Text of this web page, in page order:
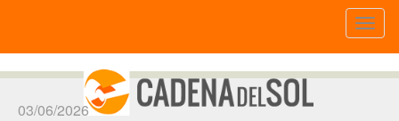
03/06/2026